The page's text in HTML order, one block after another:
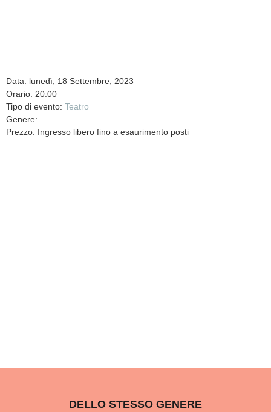
Data: lunedì, 18 Settembre, 2023
Orario: 20:00
Tipo di evento: Teatro
Genere:
Prezzo: Ingresso libero fino a esaurimento posti
DELLO STESSO GENERE